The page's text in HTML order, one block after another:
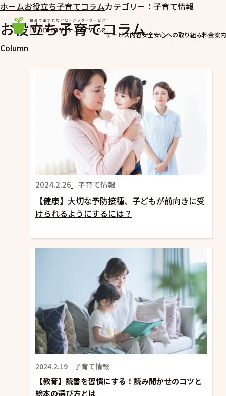
サービス内容安全安心への取り組み料金案内
ホームお役立ち子育てコラムカテゴリー：子育て情報
お役立ち子育てコラム
Column
2024.2.26 子育て情報
【健康】大切な予防接種、子どもが前向きに受
けられるようにするには？
2024.2.19 子育て情報
【教育】読書を習慣にする！読み聞かせのコツと
絵本の選び方とは